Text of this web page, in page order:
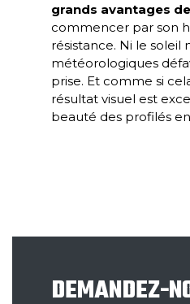
grands avantages
commencer par son
résistance. Ni le soleil
météorologiques
prise. Et comme si
résultat visuel est
beauté des profilés
DEMANDEZ-